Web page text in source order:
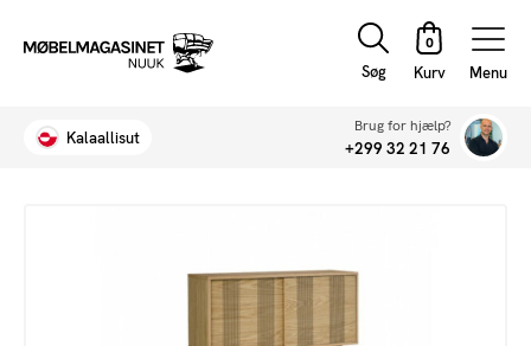
Søg Menu
Kalaallisut
Brug for hjælp?
+299 32 21 76